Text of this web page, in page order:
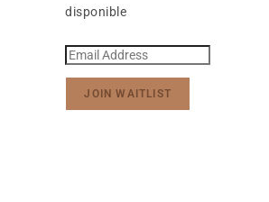
disponible
E
n
JOIN WAITLIST